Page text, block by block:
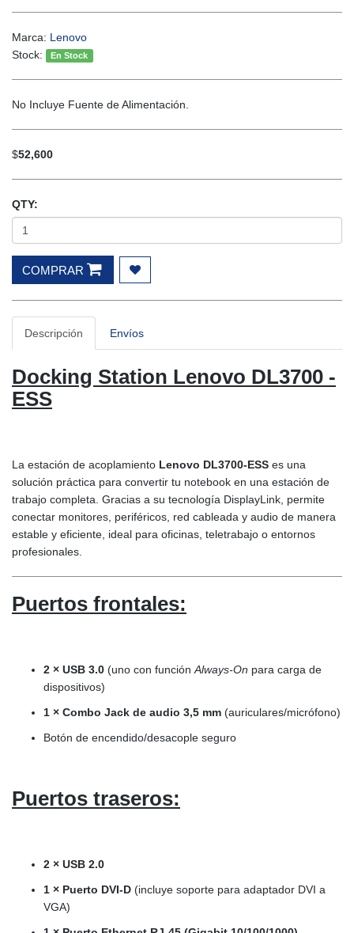
Marca: Lenovo
Stock:
En Stock
No Incluye Fuente de Alimentación.
$52,600
QTY:
COMPRAR
Descripción Envíos
Docking Station Lenovo DL3700 -
ESS
La estación de acoplamiento Lenovo DL3700-ESS es una
solución práctica para convertir tu notebook en una estación de
trabajo completa. Gracias a su tecnología DisplayLink, permite
conectar monitores, periféricos, red cableada y audio de manera
estable y eficiente, ideal para oficinas, teletrabajo o entornos
profesionales.
Puertos frontales:
2 × USB 3.0 (uno con función Always-On para carga de
dispositivos)
1 × Combo Jack de audio 3,5 mm (auriculares/micrófono)
Botón de encendido/desacople seguro
Puertos traseros:
2 × USB 2.0
1 × Puerto DVI-D (incluye soporte para adaptador DVI a
VGA)